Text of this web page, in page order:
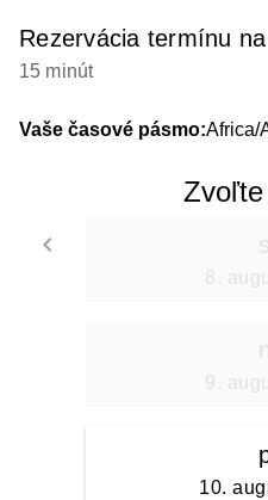
Rezervácia termínu
15 minút
Vaše časové pásmo:Africa/
keyboard_arrow_left
Go back8.
9.
10.